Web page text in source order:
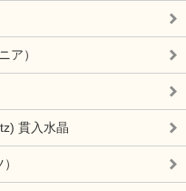
ア）
貫入水晶